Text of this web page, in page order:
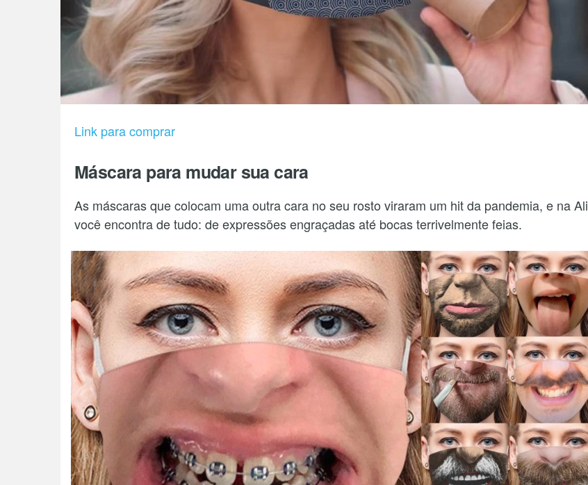
Link para comprar
Máscara para mudar sua cara
As máscaras que colocam uma outra cara no seu rosto viraram um hit da pandemia, e na Ali
você encontra de tudo: de expressões engraçadas até bocas terrivelmente feias.